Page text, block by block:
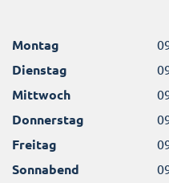
Montag
Dienstag
Mittwoch
Donnerstag
Freitag
Sonnabend